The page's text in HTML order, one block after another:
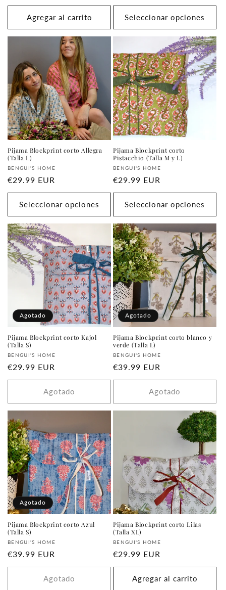
habitual
Agregar al carrito
habitual
Seleccionar opciones
Pijama Blockprint corto Allegra
(Talla L)
Proveedor:
BENGUI'S HOME
Precio
habitual
€29.99 EUR
Seleccionar opciones
Pijama Blockprint corto
Pistacchio (Talla M y L)
Proveedor:
BENGUI'S HOME
Precio
habitual
€29.99 EUR
Seleccionar opciones
Agotado
Pijama Blockprint corto Kajol
(Talla S)
Proveedor:
BENGUI'S HOME
Precio
habitual
€29.99 EUR
Agotado
Agotado
Pijama Blockprint corto blanco y
verde (Talla L)
Proveedor:
BENGUI'S HOME
Precio
habitual
€39.99 EUR
Agotado
Agotado
Pijama Blockprint corto Azul
(Talla S)
Proveedor:
BENGUI'S HOME
Precio
habitual
€39.99 EUR
Agotado
Pijama Blockprint corto Lilas
(Talla XL)
Proveedor:
BENGUI'S HOME
Precio
habitual
€29.99 EUR
Agregar al carrito